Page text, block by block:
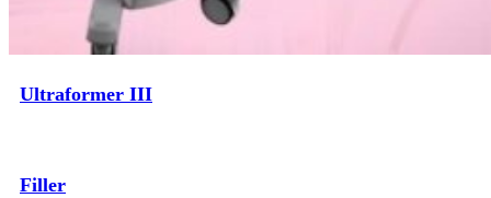
Ultraformer III
Filler